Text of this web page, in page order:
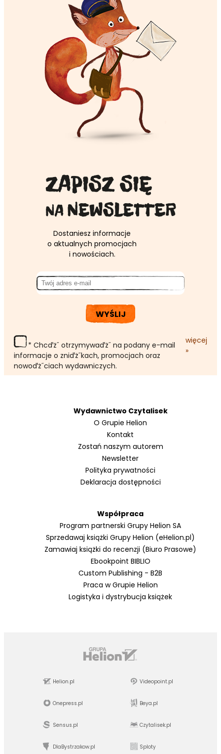
ZAPISZ SIĘ
NA NEWSLETTER
Dostaniesz informacje
o aktualnych promocjach
i nowościach.
WYŚLIJ
* Chcďż˝ otrzymywaďż˝ na podany e-mail
informacje o zniďż˝kach, promocjach oraz
nowoďż˝ciach wydawniczych.
więcej
»
Wydawnictwo Czytalisek
O Grupie Helion
Kontakt
Zostań naszym autorem
Newsletter
Polityka prywatności
Deklaracja dostępności
Współpraca
Program partnerski Grupy Helion SA
Sprzedawaj książki Grupy Helion (eHelion.pl)
Zamawiaj książki do recenzji (Biuro Prasowe)
Ebookpoint BIBLIO
Custom Publishing - B2B
Praca w Grupie Helion
Logistyka i dystrybucja książek
Helion.pl
Onepress.pl
Sensus.pl
DlaBystrzakow.pl
Videopoint.pl
Beya.pl
Czytalisek.pl
Sploty